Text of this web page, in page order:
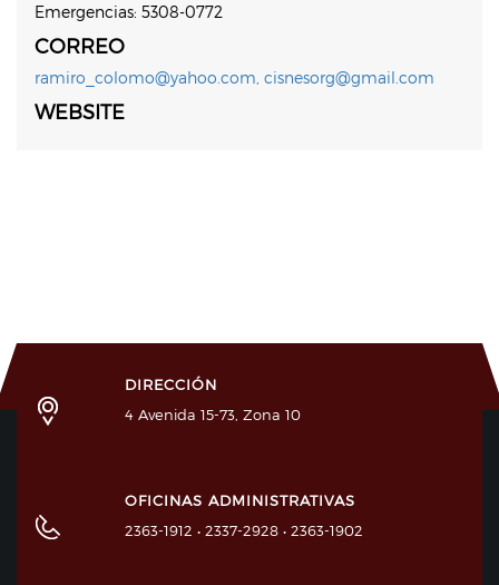
Emergencias: 5308-0772
CORREO
ramiro_colomo@yahoo.com, cisnesorg@gmail.com
WEBSITE
DIRECCIÓN
4 Avenida 15-73, Zona 10
OFICINAS ADMINISTRATIVAS
2363-1912 • 2337-2928 • 2363-1902